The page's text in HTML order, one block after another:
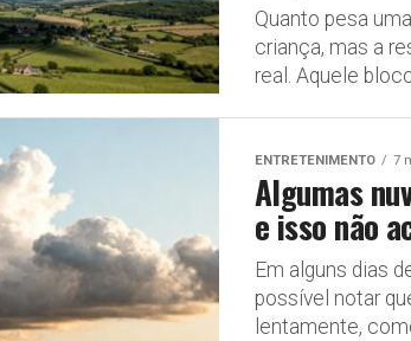
Quanto pesa
criança, mas a
real. Aquele
ENTRETENIMENTO 7
Algumas
e isso não
Em alguns dias
possível notar
lentamente,